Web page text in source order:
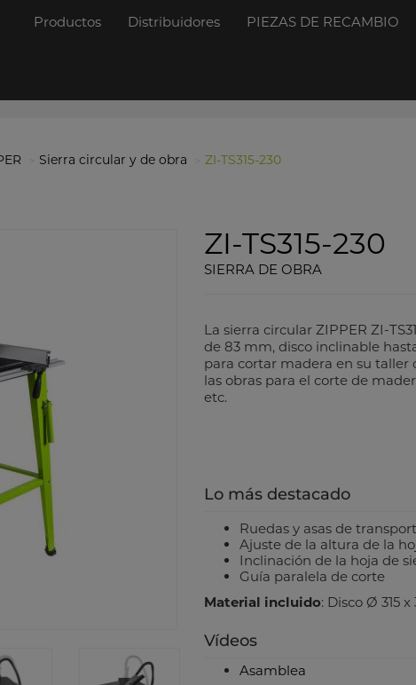
Productos Distribuidores PIEZAS DE RECAMBIO
Sierra circular y de obra ZI-TS315-230
ZI-TS315-230
SIERRA DE OBRA
La sierra circular ZIPPER ZI-
de 83 mm, disco inclinable
para cortar madera en su
las obras para el corte de
etc.
Lo más destacado
Ruedas y asas de
Ajuste de la altura de la
Inclinación de la hoja de
Guía paralela de corte
Material incluido: Disco Ø 315
Vídeos
Asamblea